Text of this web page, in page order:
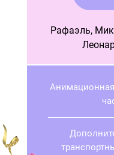
Рафаэль,